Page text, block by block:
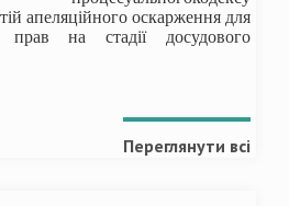
апеляційного оскарження для
прав на стадії досудового
Переглянути всі